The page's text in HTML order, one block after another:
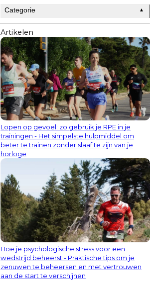
Categorie ▲
Artikelen
Lopen op gevoel: zo gebruik je RPE in je
trainingen - Het simpelste hulpmiddel om
beter te trainen zonder slaaf te zijn van je
horloge
Hoe je psychologische stress voor een
wedstrijd beheerst - Praktische tips om je
zenuwen te beheersen en met vertrouwen
aan de start te verschijnen